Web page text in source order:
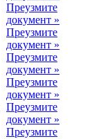
Преузмите
документ »
Преузмите
документ »
Преузмите
документ »
Преузмите
документ »
Преузмите
документ »
Преузмите